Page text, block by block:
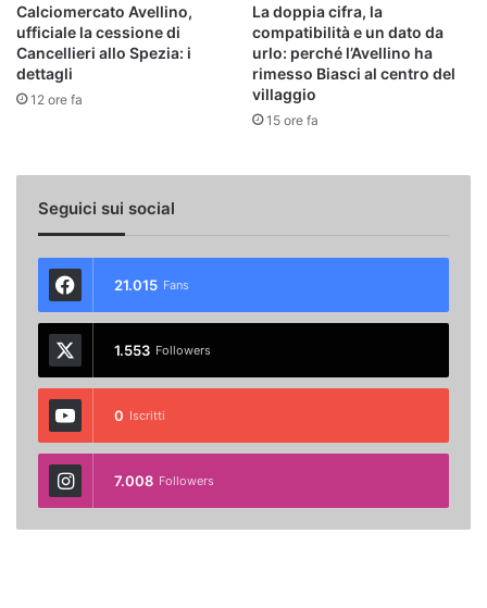
Calciomercato Avellino,
ufficiale la cessione di
Cancellieri allo Spezia: i
dettagli
12 ore fa
La doppia cifra, la
compatibilità e un dato da
urlo: perché l’Avellino ha
rimesso Biasci al centro del
villaggio
15 ore fa
Seguici sui social
21.015 Fans
1.553 Followers
0 Iscritti
7.008 Followers